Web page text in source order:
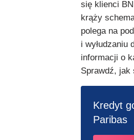
się klienci
krąży
polega na
i wyłudzaniu
informacji o
Sprawdź, jak
Kredyt
Paribas